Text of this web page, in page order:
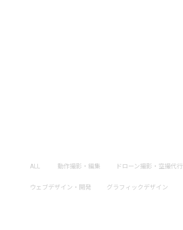
ALL 動作撮影・編集 ドローン撮影・空撮代行
ウェブデザイン・開発 グラフィックデザイン